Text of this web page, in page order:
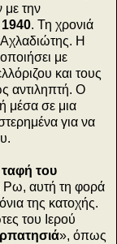
με την
1940. Τη χρονιά
Η
με
και τους
αντιληπτή. Ο
μέσα σε μια
για να
ταφή του
Ρω, αυτή τη φορά
της κατοχής.
του Ιερού
», όπως